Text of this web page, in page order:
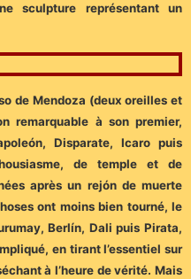
sculpture représentant un
de Mendoza (deux oreilles et
remarquable à son premier,
Disparate, Icaro puis
de temple et de
après un rejón de muerte
ont moins bien tourné, le
Berlín, Dali puis Pirata,
en tirant l’essentiel sur
à l’heure de vérité. Mais